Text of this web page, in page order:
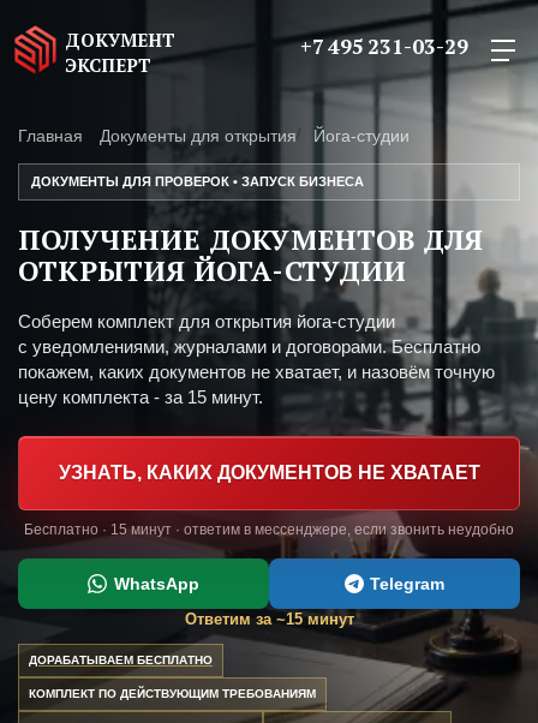
ДОКУМЕНТ
ЭКСПЕРТ
+7 495 231-03-29
Главная Документы для открытия Йога-студии
ДОКУМЕНТЫ ДЛЯ ПРОВЕРОК • ЗАПУСК БИЗНЕСА
ПОЛУЧЕНИЕ ДОКУМЕНТОВ ДЛЯ
ОТКРЫТИЯ ЙОГА-СТУДИИ
Соберем комплект для открытия йога-студии
с уведомлениями, журналами и договорами. Бесплатно
покажем, каких документов не хватает, и назовём точную
цену комплекта - за 15 минут.
УЗНАТЬ, КАКИХ ДОКУМЕНТОВ НЕ ХВАТАЕТ
Бесплатно · 15 минут · ответим в мессенджере, если звонить неудобно
WhatsApp Telegram
Ответим за ~15 минут
ДОРАБАТЫВАЕМ БЕСПЛАТНО
КОМПЛЕКТ ПО ДЕЙСТВУЮЩИМ ТРЕБОВАНИЯМ